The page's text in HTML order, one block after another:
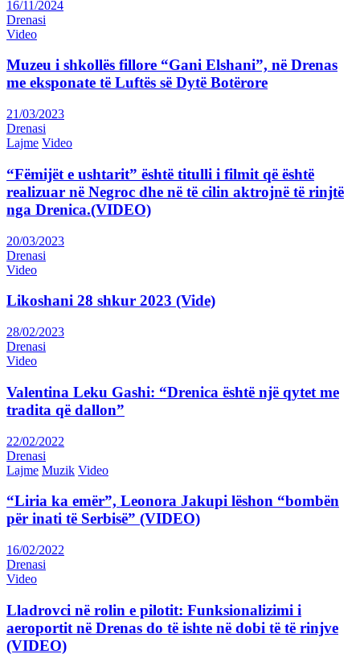
16/11/2024
Drenasi
Video
Muzeu i shkollës fillore “Gani Elshani”, në Drenas
me eksponate të Luftës së Dytë Botërore
21/03/2023
Drenasi
Lajme Video
“Fëmijët e ushtarit” është titulli i filmit që është
realizuar në Negroc dhe në të cilin aktrojnë të rinjtë
nga Drenica.(VIDEO)
20/03/2023
Drenasi
Video
Likoshani 28 shkur 2023 (Vide)
28/02/2023
Drenasi
Video
Valentina Leku Gashi: “Drenica është një qytet me
tradita që dallon”
22/02/2022
Drenasi
Lajme Muzik Video
“Liria ka emër”, Leonora Jakupi lëshon “bombën
për inati të Serbisë” (VIDEO)
16/02/2022
Drenasi
Video
Lladrovci në rolin e pilotit: Funksionalizimi i
aeroportit në Drenas do të ishte në dobi të të rinjve
(VIDEO)